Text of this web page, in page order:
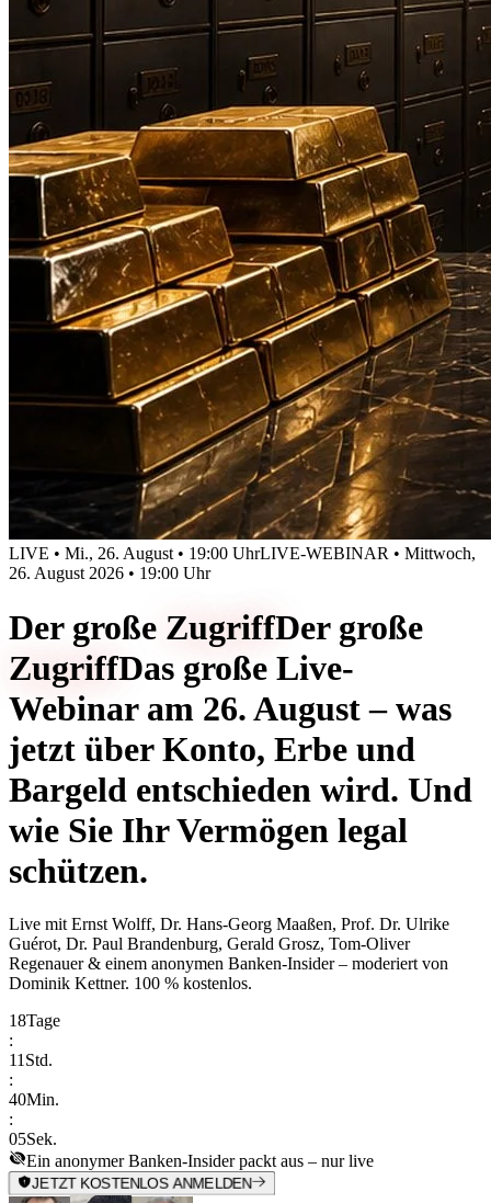
LIVE • Mi., 26. August • 19:00 UhrLIVE-WEBINAR • Mittwoch,
26. August 2026 • 19:00 Uhr
Der große ZugriffDer große
ZugriffDas große Live-
Webinar am 26. August – was
jetzt über Konto, Erbe und
Bargeld entschieden wird. Und
wie Sie Ihr Vermögen legal
schützen.
Live mit Ernst Wolff, Dr. Hans-Georg Maaßen, Prof. Dr. Ulrike
Guérot, Dr. Paul Brandenburg, Gerald Grosz, Tom-Oliver
Regenauer & einem anonymen Banken-Insider– moderiert von
Dominik Kettner. 100 % kostenlos.
18Tage
:
11 Std.
:
40Min.
:
05Sek.
Ein anonymer Banken-Insider packt aus – nur live
JETZT KOSTENLOS ANMELDEN